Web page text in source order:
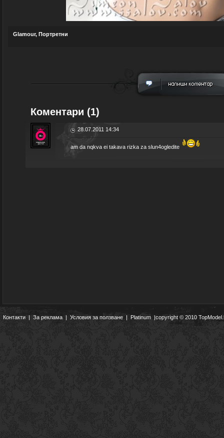
Glamour, Портретни
Коментари (1)
28.07.2011 14:34
am da nqkva ei takava rizka za slun4ogledite
Контакти|За реклама | Условия за ползване | Platinum |copyright © 2010